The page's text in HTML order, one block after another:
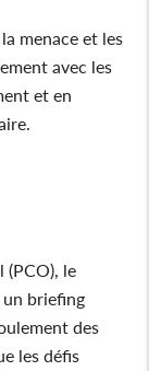
menace et les
avec les
et en
(PCO), le
briefing
des
les défis